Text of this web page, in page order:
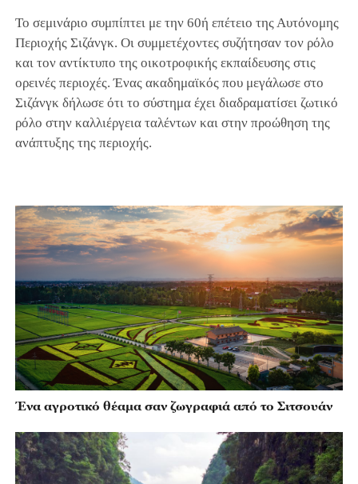
Το σεμινάριο συμπίπτει με την 60ή επέτειο της Αυτόνομης
Περιοχής Σιζάνγκ. Οι συμμετέχοντες συζήτησαν τον ρόλο
και τον αντίκτυπο της οικοτροφικής εκπαίδευσης στις
ορεινές περιοχές. Ένας ακαδημαϊκός που μεγάλωσε στο
Σιζάνγκ δήλωσε ότι το σύστημα έχει διαδραματίσει ζωτικό
ρόλο στην καλλιέργεια ταλέντων και στην προώθηση της
ανάπτυξης της περιοχής.
Ένα αγροτικό θέαμα σαν ζωγραφιά από το Σιτσουάν